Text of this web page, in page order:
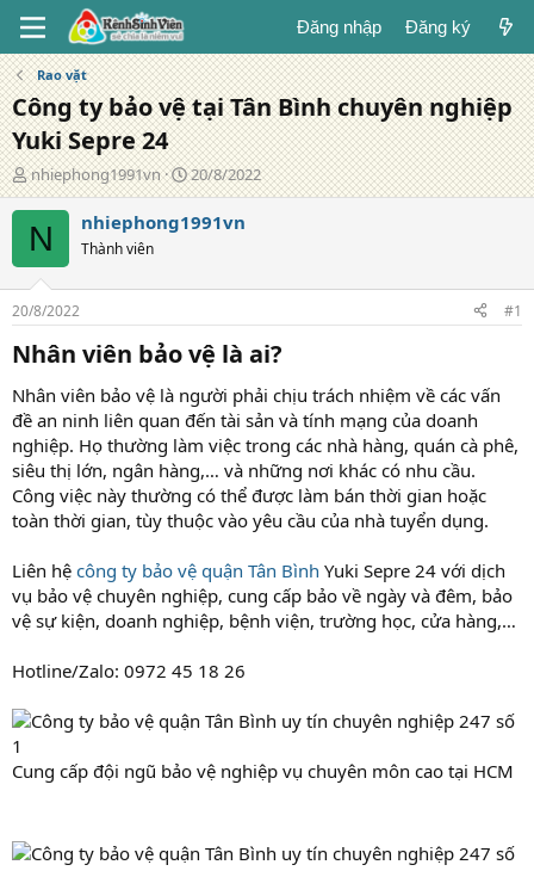
Đăng nhập Đăng ký
Rao vặt
Công ty bảo vệ tại Tân Bình chuyên nghiệp
Yuki Sepre 24
T
á
c
g
ả
nhiephong1991vn
N
g
à
g
20/8/2022
N nhiephong1991vn
Thành viên
20/8/2022 #1
Nhân viên bảo vệ là ai?​
Nhân viên bảo vệ là người phải chịu trách nhiệm về các vấn
đề an ninh liên quan đến tài sản và tính mạng của doanh
nghiệp. Họ thường làm việc trong các nhà hàng, quán cà phê,
siêu thị lớn, ngân hàng,… và những nơi khác có nhu cầu.
Công việc này thường có thể được làm bán thời gian hoặc
toàn thời gian, tùy thuộc vào yêu cầu của nhà tuyển dụng.
Liên hệ công ty bảo vệ quận Tân Bình Yuki Sepre 24 với dịch
vụ bảo vệ chuyên nghiệp, cung cấp bảo về ngày và đêm, bảo
vệ sự kiện, doanh nghiệp, bệnh viện, trường học, cửa hàng,…
Hotline/Zalo: 0972 45 18 26
Cung cấp đội ngũ bảo vệ nghiệp vụ chuyên môn cao tại HCM